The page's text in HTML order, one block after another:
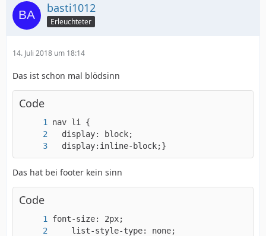
basti1012
Erleuchteter
14. Juli 2018 um 18:14
Das ist schon mal blödsinn
Code
  display:inline-block;}
Das hat bei footer kein sinn
Code
    list-style-type: none;